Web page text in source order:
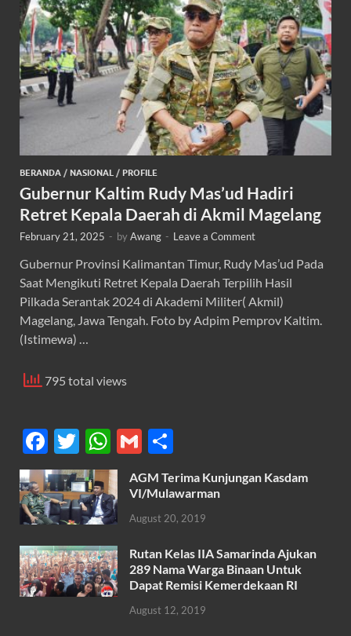
BERANDA / NASIONAL / PROFILE
Gubernur Kaltim Rudy Mas’ud Hadiri
Retret Kepala Daerah di Akmil Magelang
February 21, 2025 - byAwang - Leave a Comment
Gubernur Provinsi Kalimantan Timur, Rudy Mas’ud Pada
Saat Mengikuti Retret Kepala Daerah Terpilih Hasil
Pilkada Serantak 2024 di Akademi Militer( Akmil)
Magelang, Jawa Tengah. Foto by Adpim Pemprov Kaltim.
(Istimewa) …
795 total views
F
ac
e
b
o
o
k
T
w
itt
er
W
h
at
s
A
p
p
G
m
ail
h
ar
e
AGM Terima Kunjungan Kasdam
VI/Mulawarman
August 20, 2019
Rutan Kelas IIA Samarinda Ajukan
289 Nama Warga Binaan Untuk
Dapat Remisi Kemerdekaan RI
August 12, 2019